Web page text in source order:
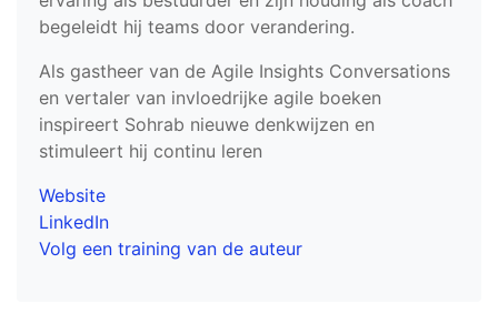
begeleidt hij teams door verandering.
Als gastheer van de Agile Insights Conversations
en vertaler van invloedrijke agile boeken
inspireert Sohrab nieuwe denkwijzen en
stimuleert hij continu leren
Website
LinkedIn
Volg een training van de auteur